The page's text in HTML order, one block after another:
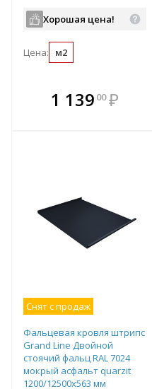
Хорошая цена!
Цена: м2
1 139 00 ₽
В комплекте
всегда выгоднее!
Снят с продаж
Фальцевая кровля штрипс
Grand Line Двойной
стоячий фальц RAL 7024
мокрый асфальт quarzit
1200/12500х563 мм